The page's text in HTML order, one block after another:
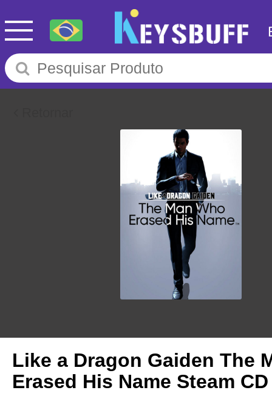
Like a Dragon Gaiden The
Erased His Name Steam